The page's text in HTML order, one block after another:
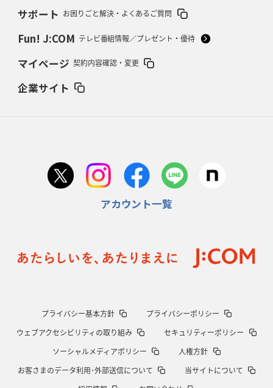
2026年2月12日(木)更新
2026年2月5日(木)更新
占い方
首位スピアーズ、充実の攻撃力 「湧き出る」パスでトライ量産
2026年1月8日(木)更新
ルディケ「15番はゲームドライバ
2025年12月25日(木)更新
2025年12月18日(木)更新
サポート お困りごと解決・よくあるご質問
Fun! J:COM テレビ番組情報／プレゼント・優待
マイページ 契約内容確認・変更
企業サイト
アカウント一覧
プライバシー基本方針
プライバシーポリシー
ウェブアクセシビリティの取り組み
セキュリティーポリシー
ソーシャルメディアポリシー
人権方針
お客さまのデータ利用･外部送信について
当サイトについて